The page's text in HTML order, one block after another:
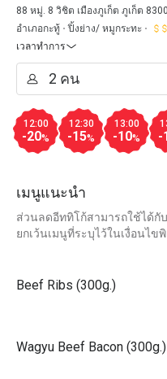
88 หมู่. 8 วิชิต เมืองภูเก็ต ภูเก็ต
อำเภอกะทู้
ปิ้งย่าง/ หมูกระทะ
เวลาทำการ
12:00
-20%
12:30
-15%
13:00
-10% -
เมนูแนะนำ
ส่วนลดอีททิโก้สามารถใช้ได้กั
ยกเว้นเมนูที่ระบุไว้ในเงื่อนไข
Beef Ribs (300g.)
Wagyu Beef Bacon (300g.)